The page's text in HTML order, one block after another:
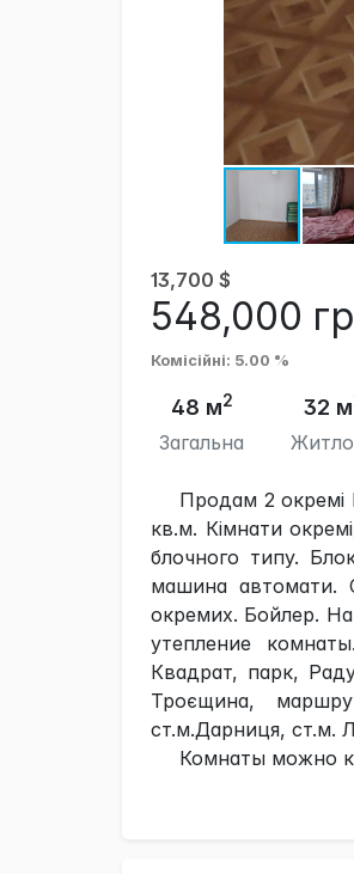
13,700 $
548,000
Комісійні: 5.00 %
48 м2
Загальна
32 м
Продам 2 окремі
кв.м. Кімнати
блочного типу.
машина автомати.
окремих. Бойлер. На
утепление
Квадрат, парк,
Троєщина,
ст.м.Дарниця, ст.м.
Комнаты можно